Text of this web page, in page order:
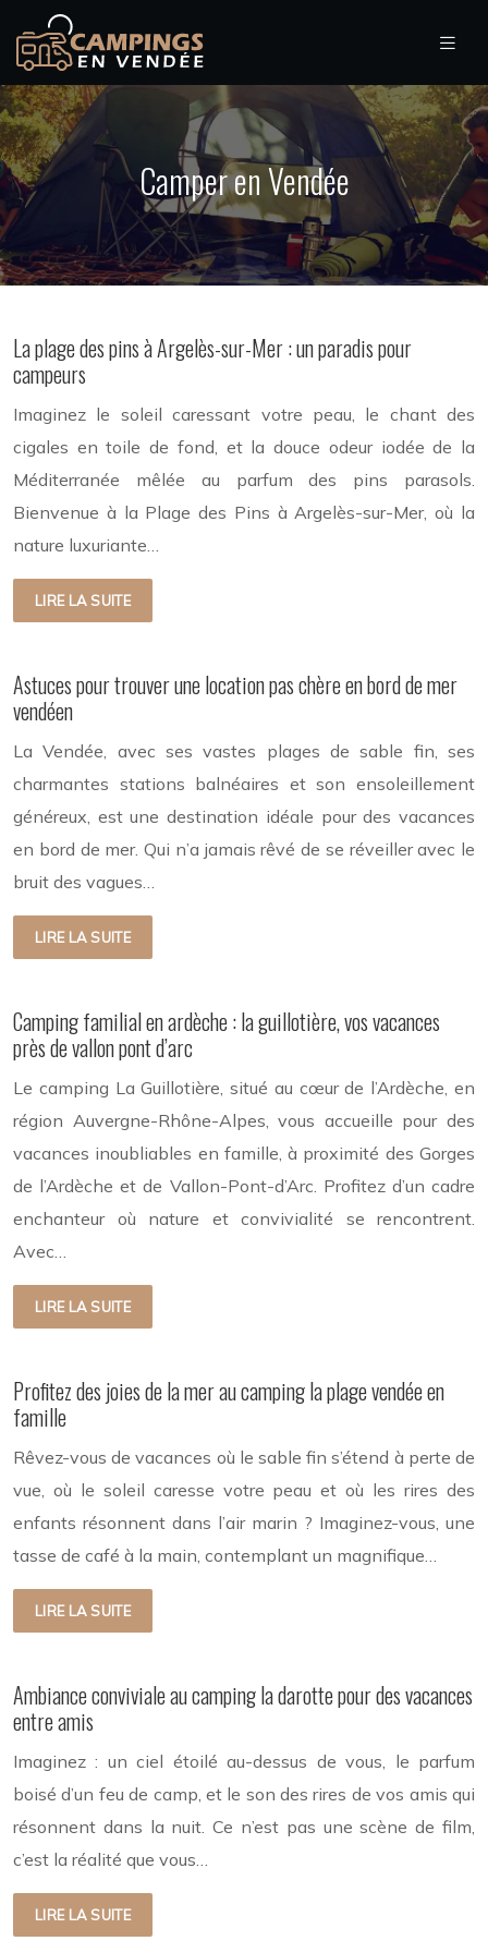
Camper en Vendée
La plage des pins à Argelès-sur-Mer : un paradis pour
campeurs
Imaginez le soleil caressant votre peau, le chant des
cigales en toile de fond, et la douce odeur iodée de la
Méditerranée mêlée au parfum des pins parasols.
Bienvenue à la Plage des Pins à Argelès-sur-Mer, où la
nature luxuriante…
LIRE LA SUITE
Astuces pour trouver une location pas chère en bord de mer
vendéen
La Vendée, avec ses vastes plages de sable fin, ses
charmantes stations balnéaires et son ensoleillement
généreux, est une destination idéale pour des vacances
en bord de mer. Qui n’a jamais rêvé de se réveiller avec le
bruit des vagues…
LIRE LA SUITE
Camping familial en ardèche : la guillotière, vos vacances
près de vallon pont d’arc
Le camping La Guillotière, situé au cœur de l’Ardèche, en
région Auvergne-Rhône-Alpes, vous accueille pour des
vacances inoubliables en famille, à proximité des Gorges
de l’Ardèche et de Vallon-Pont-d’Arc. Profitez d’un cadre
enchanteur où nature et convivialité se rencontrent.
Avec…
LIRE LA SUITE
Profitez des joies de la mer au camping la plage vendée en
famille
Rêvez-vous de vacances où le sable fin s’étend à perte de
vue, où le soleil caresse votre peau et où les rires des
enfants résonnent dans l’air marin ? Imaginez-vous, une
tasse de café à la main, contemplant un magnifique…
LIRE LA SUITE
Ambiance conviviale au camping la darotte pour des vacances
entre amis
Imaginez : un ciel étoilé au-dessus de vous, le parfum
boisé d’un feu de camp, et le son des rires de vos amis qui
résonnent dans la nuit. Ce n’est pas une scène de film,
c’est la réalité que vous…
LIRE LA SUITE